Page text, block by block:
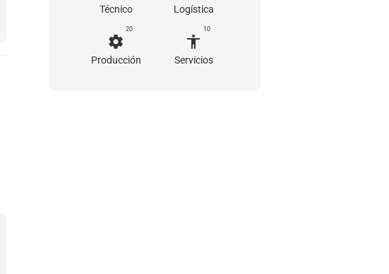
Técnico Logística
20
settings
Producción
10
accessibility
Servicios